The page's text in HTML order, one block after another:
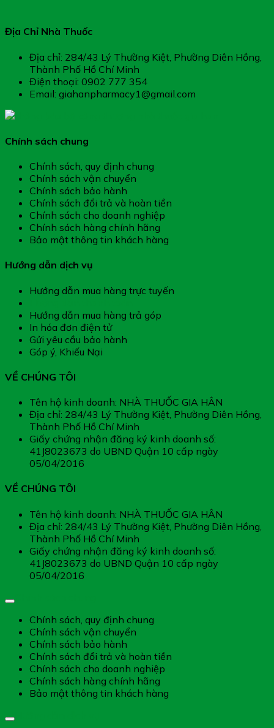
Địa Chỉ Nhà Thuốc
Địa chỉ: 284/43 Lý Thường Kiệt, Phường Diên Hồng,
Thành Phố Hồ Chí Minh
Điện thoại: 0902 777 354
Email: giahanpharmacy1@gmail.com
Chính sách chung
Chính sách, quy định chung
Chính sách vận chuyển
Chính sách bảo hành
Chính sách đổi trả và hoàn tiền
Chính sách cho doanh nghiệp
Chính sách hàng chính hãng
Bảo mật thông tin khách hàng
Hướng dẫn dịch vụ
Hướng dẫn mua hàng trực tuyến
Hướng dẫn mua hàng trả góp
In hóa đơn điện tử
Gửi yêu cầu bảo hành
Góp ý, Khiếu Nại
VỀ CHÚNG TÔI
Tên hộ kinh doanh: NHÀ THUỐC GIA HÂN
Địa chỉ: 284/43 Lý Thường Kiệt, Phường Diên Hồng,
Thành Phố Hồ Chí Minh
Giấy chứng nhận đăng ký kinh doanh số:
41J8023673 do UBND Quận 10 cấp ngày
05/04/2016
VỀ CHÚNG TÔI
Tên hộ kinh doanh: NHÀ THUỐC GIA HÂN
Địa chỉ: 284/43 Lý Thường Kiệt, Phường Diên Hồng,
Thành Phố Hồ Chí Minh
Giấy chứng nhận đăng ký kinh doanh số:
41J8023673 do UBND Quận 10 cấp ngày
05/04/2016
Chính sách, quy định chung
Chính sách vận chuyển
Chính sách bảo hành
Chính sách đổi trả và hoàn tiền
Chính sách cho doanh nghiệp
Chính sách hàng chính hãng
Bảo mật thông tin khách hàng